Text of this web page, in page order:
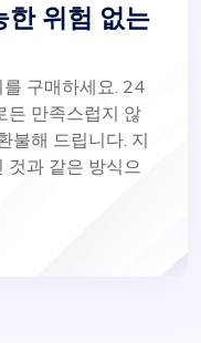
한 위험 없는
구매하세요. 24
든 만족스럽지 않
불해 드립니다. 지
것과 같은 방식으